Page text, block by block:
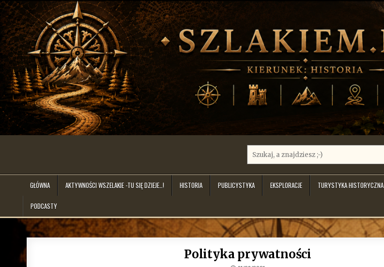
Skip
content
for:
GŁÓWNA AKTYWNOŚCI WSZELAKIE -TU SIĘ DZIEJE…! HISTORIA PUBLICYSTYKA EKSPLORACJE TURYSTYKA HISTORYCZNA
PODCASTY
Polityka prywatności